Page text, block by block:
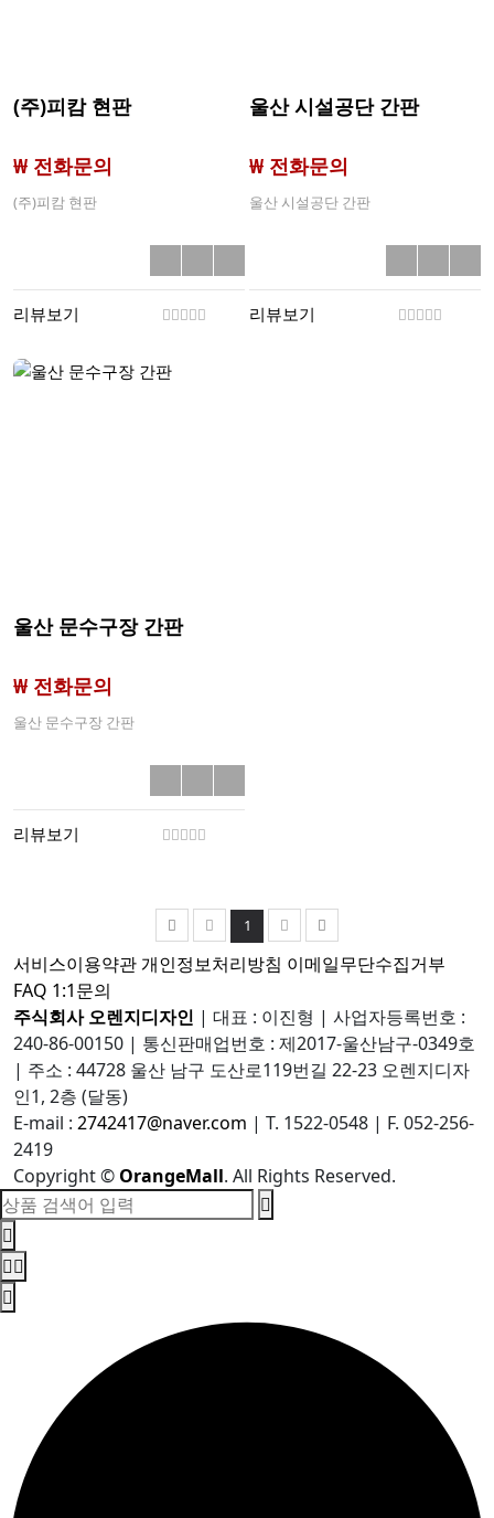
(주)피캄 현판
₩ 전화문의
(주)피캄 현판
리뷰보기
울산 시설공단 간판
₩ 전화문의
울산 시설공단 간판
리뷰보기
울산 문수구장 간판
₩ 전화문의
울산 문수구장 간판
리뷰보기
1
서비스이용약관개인정보처리방침 이메일무단수집거부
FAQ 1:1문의
주식회사 오렌지디자인 | 대표 : 이진형 | 사업자등록번호 :
240-86-00150 | 통신판매업번호 : 제2017-울산남구-0349호
| 주소 : 44728 울산 남구 도산로119번길 22-23 오렌지디자
인1, 2층 (달동)
E-mail : 2742417@naver.com | T. 1522-0548 | F. 052-256-
2419
Copyright© OrangeMall. All Rights Reserved.